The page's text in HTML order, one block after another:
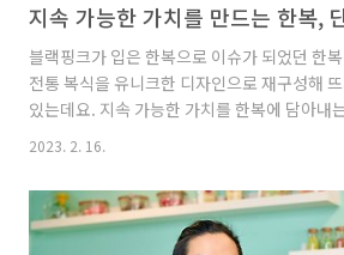
지속 가능한 가치를 만드는 한복,
블랙핑크가 입은 한복으로 이슈가 되었던 한
전통 복식을 유니크한 디자인으로 재구성해
있는데요. 지속 가능한 가치를 한복에 담아내
께 만나보실까요? 전통을 기반으로 지속 가능
런칭해 올해 5년 차에 접어들었네요. 전통, 환
엮이는 세상을 만들고 싶어서 단하를 시작하
래 패션 전공자가 아닌 중국어 전공자예요. 카
2023. 2. 16.